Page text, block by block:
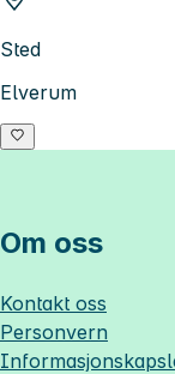
Sted
Elverum
Om oss
Kontakt oss
Personvern